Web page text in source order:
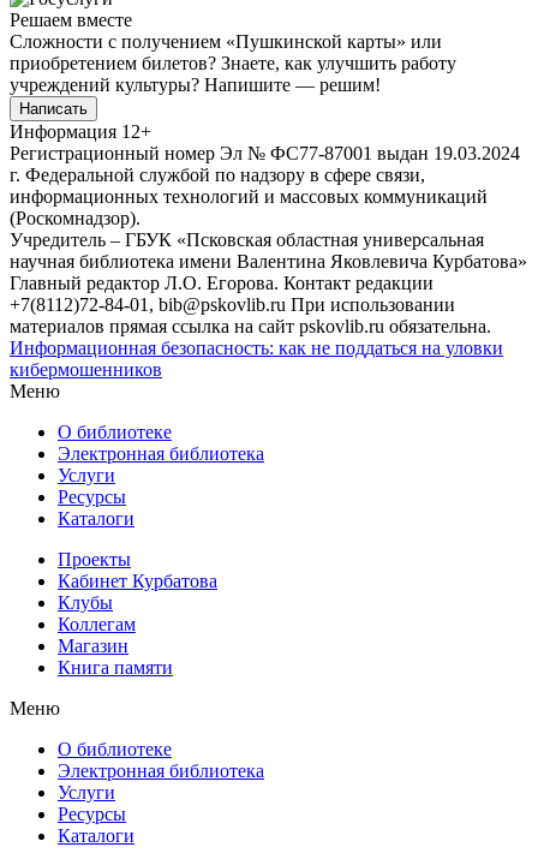
Решаем вместе
Сложности с получением «Пушкинской карты» или
приобретением билетов? Знаете, как улучшить работу
учреждений культуры? Напишите — решим!
Написать
Информация 12+
Регистрационный номер Эл № ФС77-87001 выдан 19.03.2024
г. Федеральной службой по надзору в сфере связи,
информационных технологий и массовых коммуникаций
(Роскомнадзор).
Учредитель – ГБУК «Псковская областная универсальная
научная библиотека имени Валентина Яковлевича Курбатова»
Главный редактор Л.О. Егорова. Контакт редакции
+7(8112)72-84-01, bib@pskovlib.ru При использовании
материалов прямая ссылка на сайт pskovlib.ru обязательна.
Информационная безопасность: как не поддаться на уловки
кибермошенников
Меню
О библиотеке
Электронная библиотека
Услуги
Ресурсы
Каталоги
Проекты
Кабинет Курбатова
Клубы
Коллегам
Магазин
Книга памяти
Меню
О библиотеке
Электронная библиотека
Услуги
Ресурсы
Каталоги